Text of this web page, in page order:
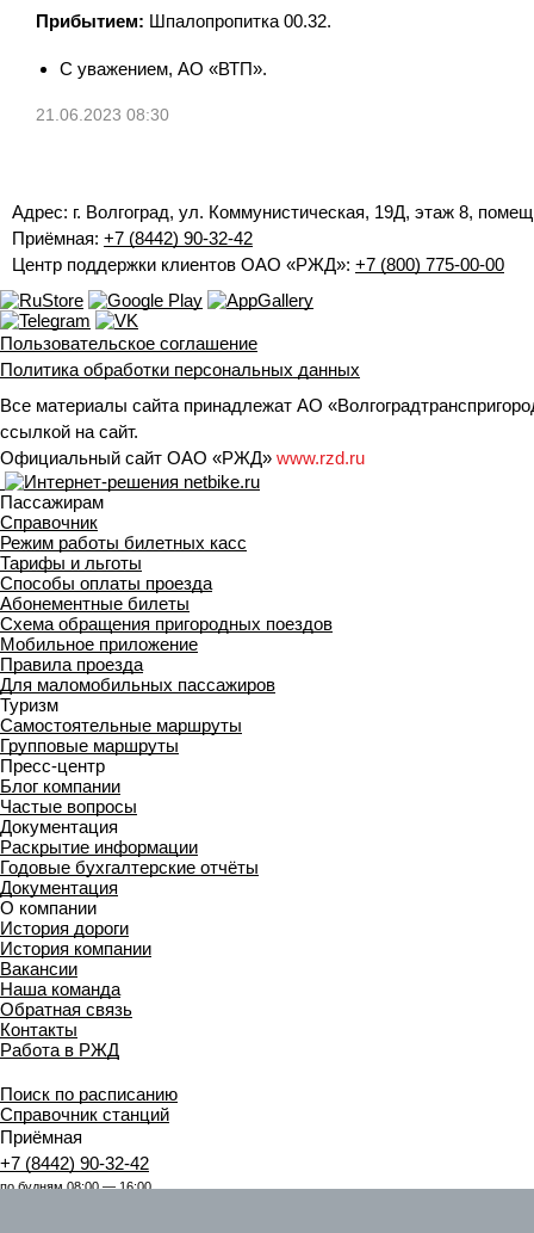
Прибытием: Шпалопропитка 00.32.
С уважением, АО «ВТП».
21.06.2023 08:30
Адрес: г. Волгоград, ул. Коммунистическая, 19Д, этаж 8,
Приёмная: +7 (8442) 90-32-42
Центр поддержки клиентов ОАО «РЖД»: +7 (800) 775-00-00
Пользовательское соглашение
Политика обработки персональных данных
Все материалы сайта принадлежат АО
ссылкой на сайт.
Официальный сайт ОАО «РЖД» www.rzd.ru
Пассажирам
Справочник
Режим работы билетных касс
Тарифы и льготы
Способы оплаты проезда
Абонементные билеты
Схема обращения пригородных поездов
Мобильное приложение
Правила проезда
Для маломобильных пассажиров
Туризм
Самостоятельные маршруты
Групповые маршруты
Пресс-центр
Блог компании
Частые вопросы
Документация
Раскрытие информации
Годовые бухгалтерские отчёты
Документация
О компании
История дороги
История компании
Вакансии
Наша команда
Обратная связь
Контакты
Работа в РЖД
Поиск по расписанию
Справочник станций
Приёмная
+7 (8442) 90-32-42
по будням 08:00 — 16:00